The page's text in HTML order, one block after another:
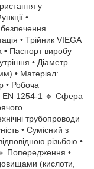
у
•
• Трійник VIEGA
• Паспорт виробу
• Діаметр
• Матеріал:
• Робоча
EN 1254-1 🔹 Сфера
трубопроводи
• Сумісний з
різьбою •
Попередження •
(кислоти,